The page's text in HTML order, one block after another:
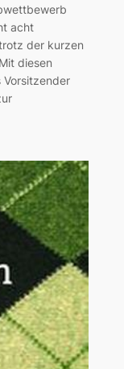
acht
der kurzen
diesen